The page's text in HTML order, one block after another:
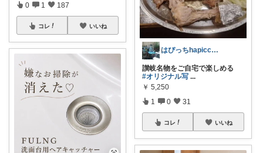
0 1 187
コレ いいね
はぴっちhapicchi💎🏃感謝💐
讃岐名物をご自宅で楽しめる
#オリジナル写 ...
￥ 5,250
1 0 31
コレ いいね